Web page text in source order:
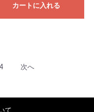
カートに入れる
4 次へ
て